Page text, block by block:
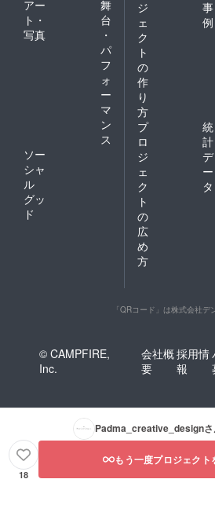
アー
ト・
写真
舞
台
・
パ
フ
ォ
ー
マ
ン
ス
ソー
シャ
ル
グッ
ド
ジ
ェ
ク
ト
の
作
り
方
事
例
プ
ロ
ジ
ェ
ク
ト
の
広
め
方
統
計
デ
ー
タ
「QRコード」は株式会社デ
© CAMPFIRE,
Inc.
会社概
要
採用情
報
Padma_creative_design
18
もう一度プロジェクト